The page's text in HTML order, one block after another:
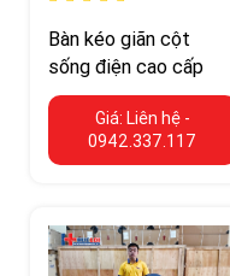
Bàn kéo giãn cột
sống điện cao cấp
Giá: Liên hệ -
0942.337.117